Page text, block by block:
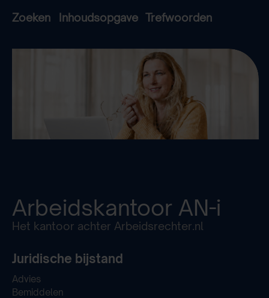
Zoeken Inhoudsopgave Trefwoorden
Arbeidskantoor AN-i
Het kantoor achter Arbeidsrechter.nl
Juridische bijstand
Advies
Bemiddelen